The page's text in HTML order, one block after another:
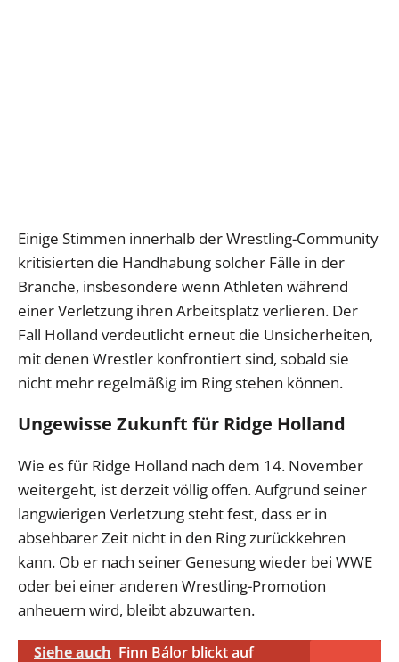
Einige Stimmen innerhalb der Wrestling-Community
kritisierten die Handhabung solcher Fälle in der
Branche, insbesondere wenn Athleten während
einer Verletzung ihren Arbeitsplatz verlieren. Der
Fall Holland verdeutlicht erneut die Unsicherheiten,
mit denen Wrestler konfrontiert sind, sobald sie
nicht mehr regelmäßig im Ring stehen können.
Ungewisse Zukunft für Ridge Holland
Wie es für Ridge Holland nach dem 14. November
weitergeht, ist derzeit völlig offen. Aufgrund seiner
langwierigen Verletzung steht fest, dass er in
absehbarer Zeit nicht in den Ring zurückkehren
kann. Ob er nach seiner Genesung wieder bei WWE
oder bei einer anderen Wrestling-Promotion
anheuern wird, bleibt abzuwarten.
Siehe auch Finn Bálor blickt auf